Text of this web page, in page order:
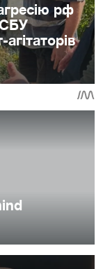
рф
СБУ